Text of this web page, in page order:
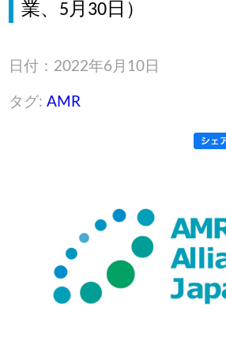
業、5月30日）
日付：2022年6月10日
タグ:AMR